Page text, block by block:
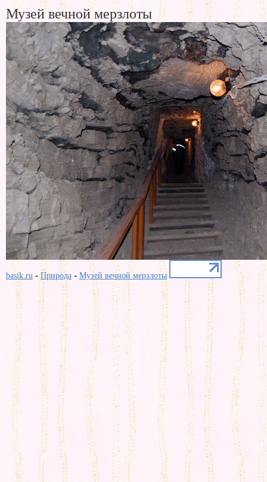
Музей вечной мерзлоты
basik.ru -Природа - Музей вечной мерзлоты